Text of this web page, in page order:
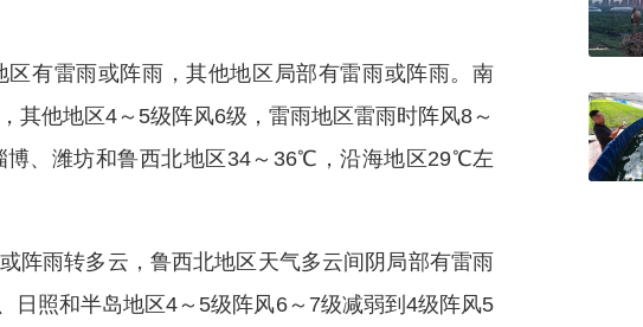
有雷雨或阵雨，其他地区局部有雷雨或阵雨。南
其他地区4～5级阵风6级，雷雨地区雷雨时阵风8～
博、潍坊和鲁西北地区34～36℃，沿海地区29℃左
阵雨转多云，鲁西北地区天气多云间阴局部有雷雨
日照和半岛地区4～5级阵风6～7级减弱到4级阵风5